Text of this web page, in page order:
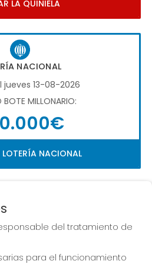
LA QUINIELA
NACIONAL
jueves 13-08-2026
BOTE MILLONARIO:
NACIONAL
responsable del tratamiento de
para el funcionamiento